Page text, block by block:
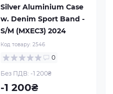
Silver Aluminium Case
w. Denim Sport Band -
S/M (MXEC3) 2024
Код товару: 2546
0
Без ПДВ: -1 200₴
-1 200₴